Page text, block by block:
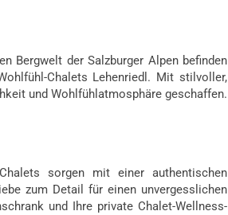
0.3 km 0.3 km
Bergwelt der Salzburger Alpen befinden
Chalets Lehenriedl. Mit stilvoller,
und Wohlfühlatmosphäre geschaffen.
sorgen mit einer authentischen
zum Detail für einen unvergesslichen
und Ihre private Chalet-Wellness-